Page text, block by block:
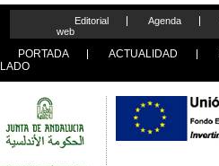
Editorial Agenda
web
PORTADA ACTUALIDAD
LADO